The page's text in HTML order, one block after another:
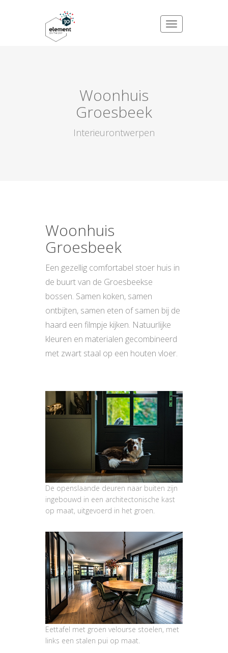
Woonhuis
Groesbeek
Interieurontwerpen
Woonhuis
Groesbeek
Een gezellig comfortabel stoer huis in
de buurt van de Groesbeekse
bossen. Samen koken, samen
ontbijten, samen eten of samen bij de
haard een filmpje kijken. Natuurlijke
kleuren en materialen gecombineerd
met zwart staal op een houten vloer.
De openslaande deuren naar buiten zijn
ingebouwd in een architectonische kast
op maat, uitgevoerd in het groen.
Eettafel met groen velourse stoelen, met
links een stalen pui op maat.